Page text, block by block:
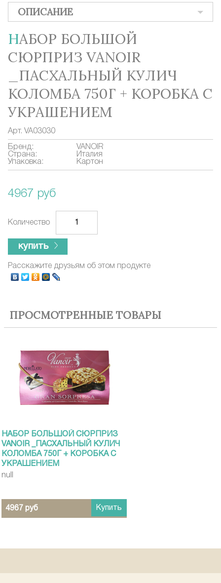
ОПИСАНИЕ
НАБОР БОЛЬШОЙ
СЮРПРИЗ VANOIR
_ПАСХАЛЬНЫЙ КУЛИЧ
КОЛОМБА 750Г + КОРОБКА С
УКРАШЕНИЕМ
Арт. VA03030
Бренд:
VANOIR
Страна:
Италия
Упаковка:
Картон
4967 руб
Количество
купить
Расскажите друзьям об этом продукте
ПРОСМОТРЕННЫЕ ТОВАРЫ
НАБОР БОЛЬШОЙ СЮРПРИЗ
VANOIR _ПАСХАЛЬНЫЙ КУЛИЧ
КОЛОМБА 750Г + КОРОБКА С
УКРАШЕНИЕМ
null
4967 руб Купить